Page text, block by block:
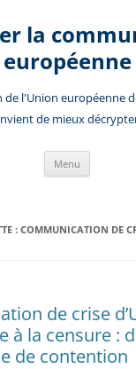
la
européenne
de l'Union européenne
de mieux
Menu
: COMMUNICATION DE
de crise
à la censure :
de contention